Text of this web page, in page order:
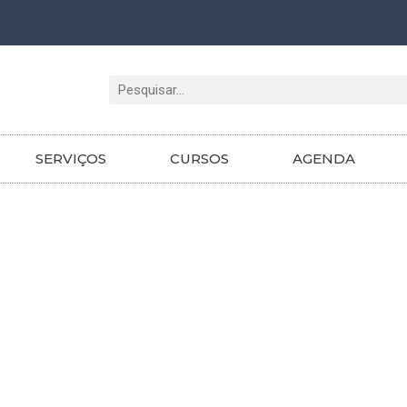
Pesquisar
SERVIÇOS CURSOS AGENDA